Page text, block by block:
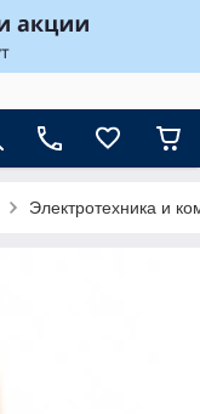
Электротехника и